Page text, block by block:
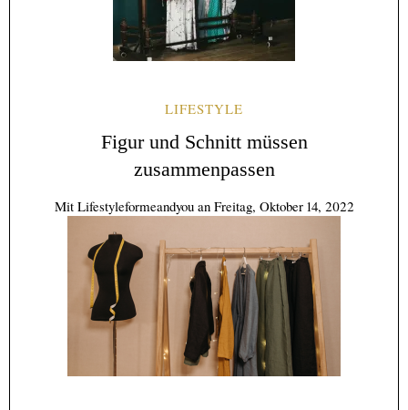
LIFESTYLE
Figur und Schnitt müssen
zusammenpassen
Mit Lifestyleformeandyou an Freitag, Oktober 14, 2022